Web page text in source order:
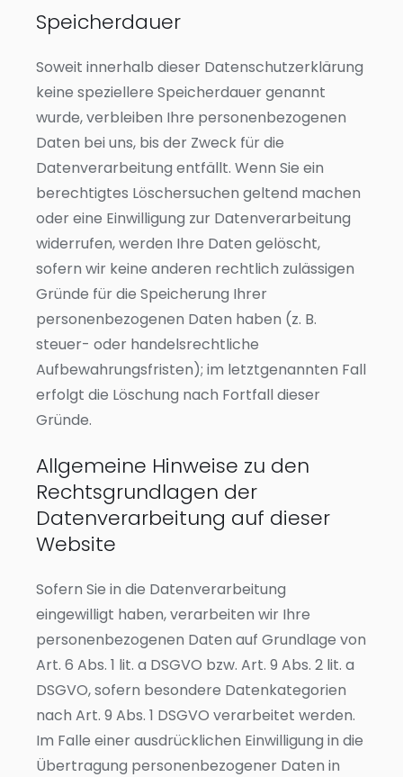
Speicherdauer
Soweit innerhalb dieser Datenschutzerklärung
keine speziellere Speicherdauer genannt
wurde, verbleiben Ihre personenbezogenen
Daten bei uns, bis der Zweck für die
Datenverarbeitung entfällt. Wenn Sie ein
berechtigtes Löschersuchen geltend machen
oder eine Einwilligung zur Datenverarbeitung
widerrufen, werden Ihre Daten gelöscht,
sofern wir keine anderen rechtlich zulässigen
Gründe für die Speicherung Ihrer
personenbezogenen Daten haben (z. B.
steuer- oder handelsrechtliche
Aufbewahrungsfristen); im letztgenannten Fall
erfolgt die Löschung nach Fortfall dieser
Gründe.
Allgemeine Hinweise zu den
Rechtsgrundlagen der
Datenverarbeitung auf dieser
Website
Sofern Sie in die Datenverarbeitung
eingewilligt haben, verarbeiten wir Ihre
personenbezogenen Daten auf Grundlage von
Art. 6 Abs. 1 lit. a DSGVO bzw. Art. 9 Abs. 2 lit. a
DSGVO, sofern besondere Datenkategorien
nach Art. 9 Abs. 1 DSGVO verarbeitet werden.
Im Falle einer ausdrücklichen Einwilligung in die
Übertragung personenbezogener Daten in